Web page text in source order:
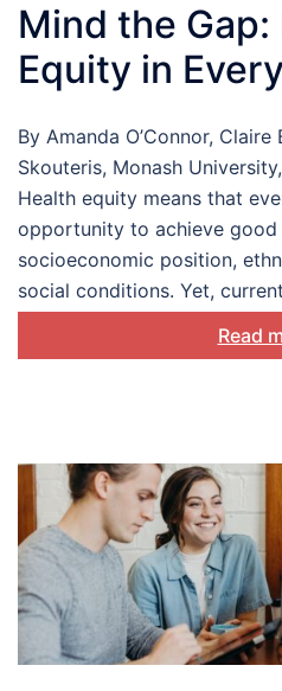
Mind the
Equity in
By Amanda O’Connor,
Skouteris, Monash
Health equity means that
opportunity to achieve good
socioeconomic position,
social conditions. Yet,
Read